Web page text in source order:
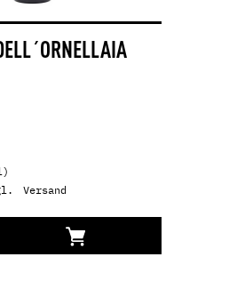
Versand